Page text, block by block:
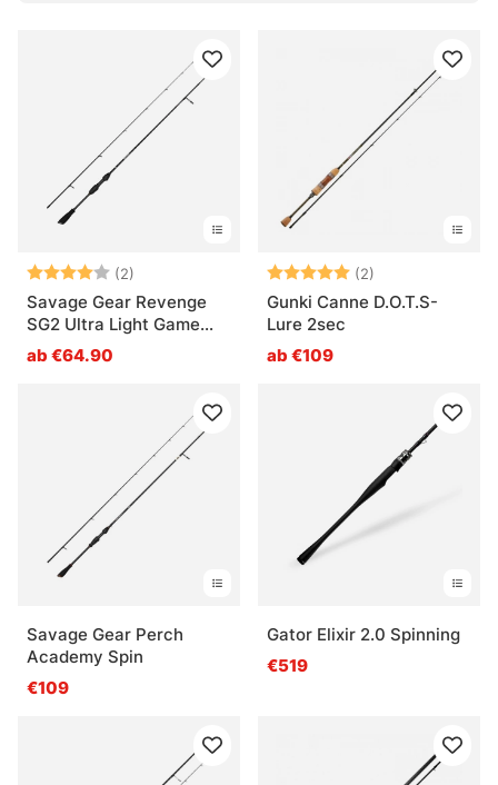
Was ist der Unterschied zu einer Baitcaster-
Bewertung:(2)
4.0 von 5 Sternen
Savage Gear Revenge
SG2 Ultra Light Game
Spinning
ab €64.90
Bewertung:(2)
Gunki Canne D.O.T.S-
Lure 2sec
ab €109
Savage Gear Perch
Academy Spin
€109
Gator Elixir 2.0 Spinning
€519